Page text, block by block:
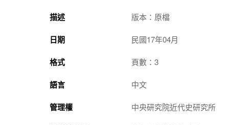
描述 版本：原檔
日期 民國17年04月
格式 頁數：3
語言 中文
管理權 中央研究院近代史研究所